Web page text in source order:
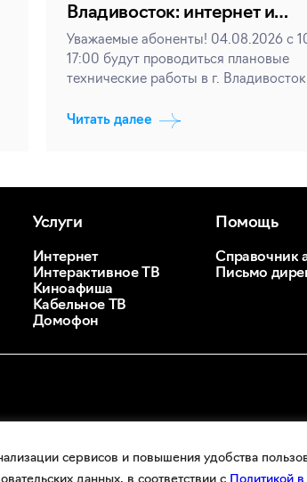
сервисов и повышения удобства
данных, в соответствии с Политикой
Владивосток: интернет и
телевидение
Уважаемые абоненты! 04.08.2026 с
17:00 будут проводиться плановые
технические работы в г.
Читать далее
Услуги
Интернет
Интерактивное ТВ
Киноафиша
Кабельное ТВ
Домофон
Помощь
Справочник
Письмо